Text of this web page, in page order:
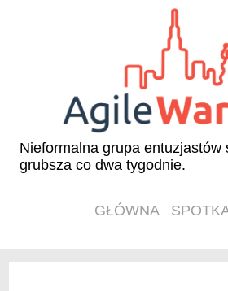
Nieformalna grupa entuzjastów
grubsza co dwa tygodnie.
GŁÓWNA